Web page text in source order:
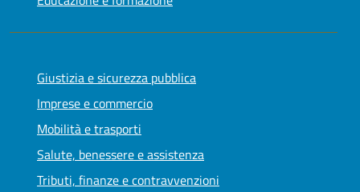
Giustizia e sicurezza pubblica
Imprese e commercio
Mobilità e trasporti
Salute, benessere e assistenza
Tributi, finanze e contravvenzioni